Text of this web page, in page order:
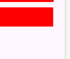
als